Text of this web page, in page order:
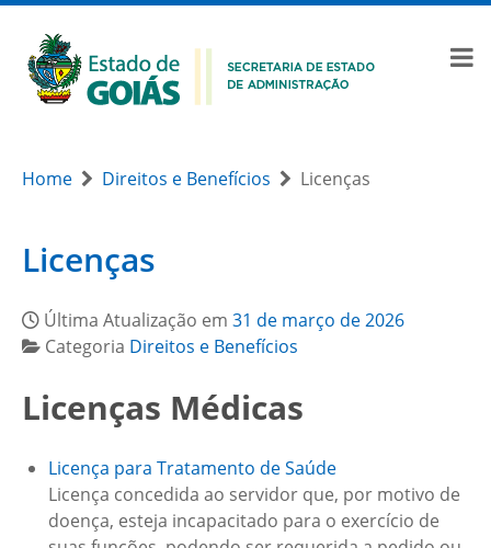
Home Direitos e Benefícios Licenças
Licenças
Última Atualização em 31 de março de 2026
Categoria Direitos e Benefícios
Licenças Médicas
Licença para Tratamento de Saúde
Licença concedida ao servidor que, por motivo de
doença, esteja incapacitado para o exercício de